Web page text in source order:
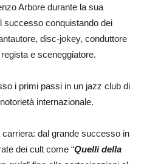
Arbore durante la sua
successo conquistando dei
disc-jokey, conduttore
e sceneggiatore.
i primi passi in un jazz club di
internazionale.
dal grande successo in
dei cult come “Quelli della